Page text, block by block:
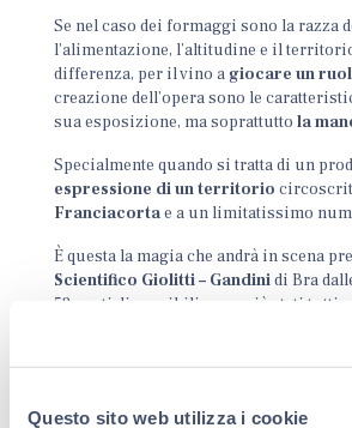
Questo sito web utilizza i cookie
Se nel caso dei formaggi sono la razza
l’alimentazione, l’altitudine e il
differenza, per il vino agiocare un
creazione dell’opera sono le
sua esposizione, ma soprattuttola
Specialmente quando si tratta di un
espressione di un territorio
Franciacortae a un limitatissimo
È questa la magia che andrà in scena
Scientifico Giolitti – Gandinidi Bra
52 posti disponibili sono già stati tutti